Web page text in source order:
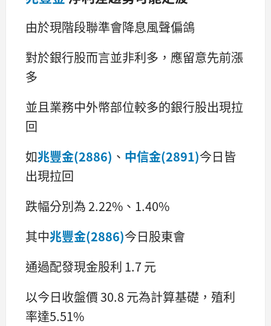
由於現階段聯準會降息風聲偏鴿
對於銀行股而言並非利多，應留意先前漲
多
並且業務中外幣部位較多的銀行股出現拉
回
如兆豐金(2886) 、 中信金(2891)今日皆
出現拉回
跌幅分別為 2.22%、1.40%
其中兆豐金(2886)今日股東會
通過配發現金股利 1.7 元
以今日收盤價 30.8 元為計算基礎，殖利
率達5.51%